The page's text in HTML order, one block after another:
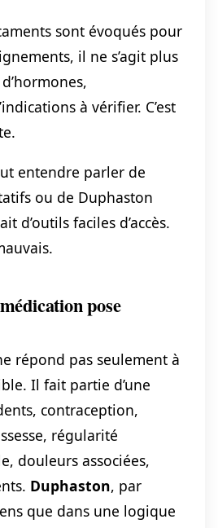
sont évoqués pour
il ne s’agit plus
d’hormones,
à vérifier. C’est
entendre parler de
ou de Duphaston
d’outils faciles d’accès.
pose
répond pas seulement à
Il fait partie d’une
contraception,
régularité
douleurs associées,
Duphaston, par
que dans une logique